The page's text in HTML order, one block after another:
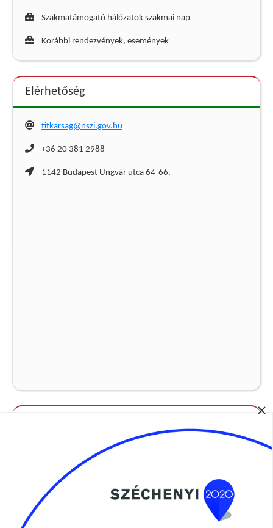
×
Szakmatámogató hálózatok szakmai nap
Korábbi rendezvények, események
Elérhetőség
titkarsag@nszi.gov.hu
+36 20 381 2988
1142 Budapest Ungvár utca 64-66.
Szociális Ágazati Portál